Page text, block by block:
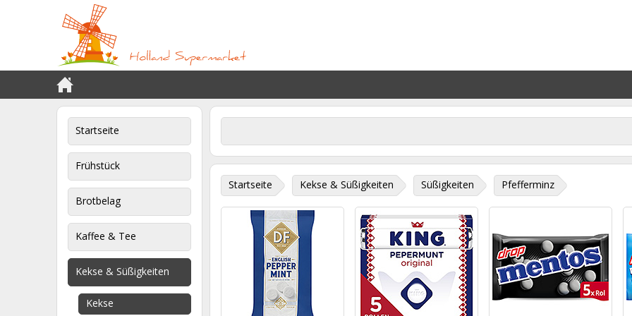
Startseite
Frühstück
Brotbelag
Kaffee & Tee
Kekse & Süßigkeiten
Kekse
Startseite Kekse & Süßigkeiten Süßigkeiten Pfefferminz